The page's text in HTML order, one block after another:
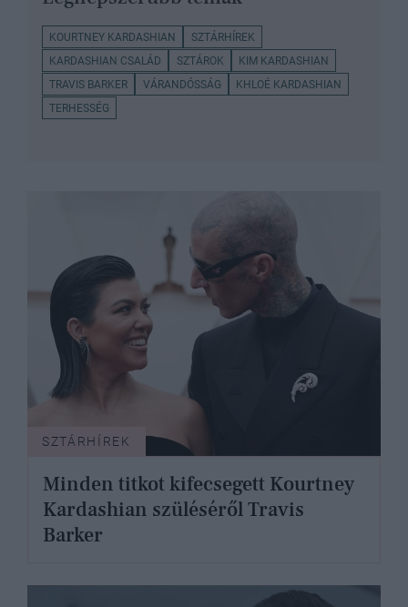
KOURTNEY KARDASHIAN
SZTÁRHÍREK
KARDASHIAN CSALÁD
SZTÁROK
KIM KARDASHIAN
TRAVIS BARKER
VÁRANDÓSSÁG
KHLOÉ KARDASHIAN
TERHESSÉG
SZTÁRHÍREK
Minden titkot kifecsegett Kourtney
Kardashian szüléséről Travis
Barker